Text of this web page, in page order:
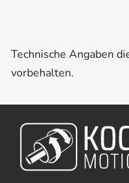
Technische Angaben
vorbehalten.